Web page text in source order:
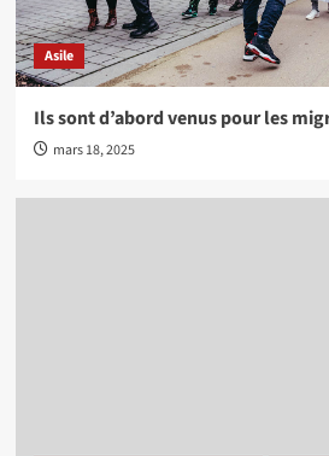
Asile
Ils sont d’abord venus pour les
mars 18, 2025